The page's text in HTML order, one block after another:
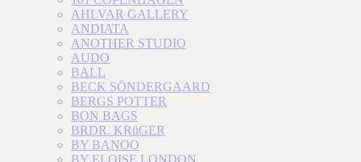
AHLVAR GALLERY
ANDIATA
ANOTHER STUDIO
AUDO
BALL
BECK SÖNDERGAARD
BERGS POTTER
BON BAGS
BRDR. KRüGER
BY BANOO
BY ELOISE LONDON